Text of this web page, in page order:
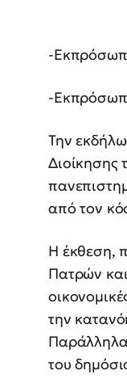
-
-
Την
Διοίκησης
από τον
Η έκθεση,
Πατρών
την
του